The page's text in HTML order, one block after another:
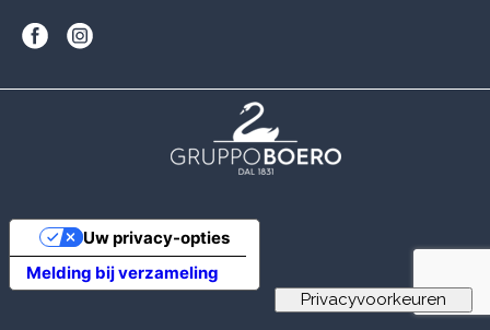
Melding bij verzameling
Uw privacy-opties